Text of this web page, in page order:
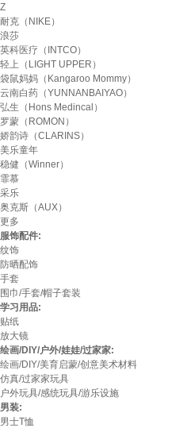
Z
耐克（NIKE）
浪莎
英科医疗（INTCO）
轻上（LIGHT UPPER）
袋鼠妈妈（Kangaroo Mommy）
云南白药（YUNNANBAIYAO）
弘生（Hons Medincal）
罗蒙（ROMON）
娇韵诗（CLARINS）
美乐童年
稳健（Winner）
霏慕
采乐
奥克斯（AUX）
更多
服饰配件:
纹饰
防晒配饰
手套
围巾/手套/帽子套装
学习用品:
贴纸
放大镜
绘画/DIY/户外/娃娃/过家家:
绘画/DIY/美育启蒙/创意美术材料
仿真/过家家玩具
户外玩具/感统玩具/游乐设施
男装:
男士T恤